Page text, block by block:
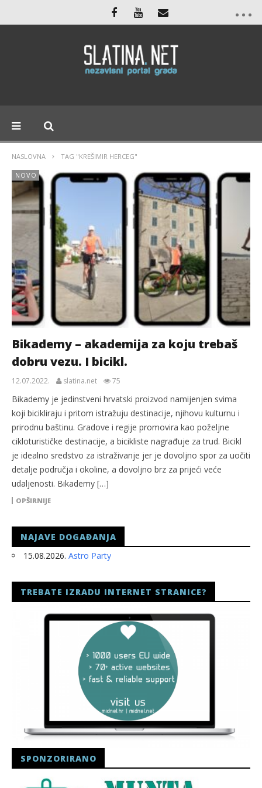
NASLOVNA TAG "KREŠIMIR HERCEG"
NOVO
Bikademy – akademija za koju trebaš
dobru vezu. I bicikl.
12.07.2022. slatina.net 75
Bikademy je jedinstveni hrvatski proizvod namijenjen svima
koji bicikliraju i pritom istražuju destinacije, njihovu kulturnu i
prirodnu baštinu. Gradove i regije promovira kao poželjne
cikloturističke destinacije, a bicikliste nagrađuje za trud. Bicikl
je idealno sredstvo za istraživanje jer je dovoljno spor za uočiti
detalje područja i okoline, a dovoljno brz za prijeći veće
udaljenosti. Bikademy […]
OPŠIRNIJE
NAJAVE DOGAĐANJA
15.08.2026. Astro Party
TREBATE IZRADU INTERNET STRANICE?
SPONZORIRANO